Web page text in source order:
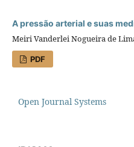
A pressão arterial e suas
Meiri Vanderlei Nogueira de
PDF
Open Journal Systems